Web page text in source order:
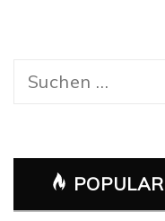
Suchen
POPULAR